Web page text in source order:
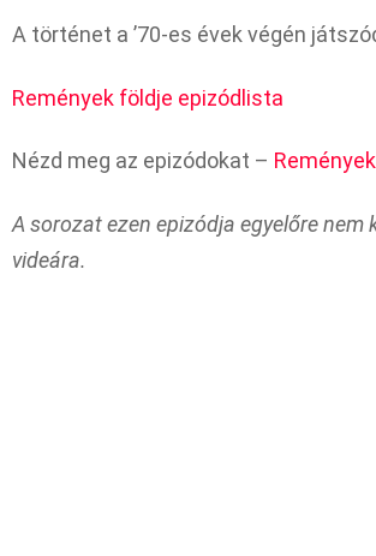
A történet a ’70-es évek végén
Remények földje epizódlista
Nézd meg az epizódokat –
A sorozat ezen epizódja egyelőre nem
videára.